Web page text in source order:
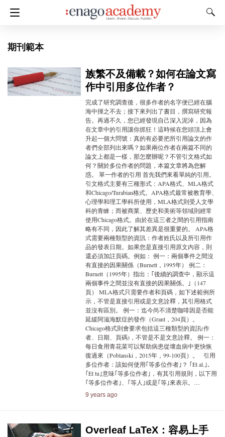
期刊範本
族繁不及備載？如何在論文寫
作中引用多位作者？
完成了研究調查後，很多作者的名字便已經在腦
海中揮之不去；接下來列出了書目，撰寫研究報
告。再過不久，您已經發現自己深入泥淖，因為
在文章中的引用讓你抓狂！這時候在您頭頂上會
升起一個大問號：真的有必要把所引用論文的作
者們全部列出來嗎？如果兩位作者在兩篇不同的
論文上都是一樣，那怎麼辦呢？不管引文格式如
何？關於多位作者的問題，本篇文章將為您解
惑。 單一作者的引用 首先我們來看單純的引用。
引文格式主要有三種形式：APA格式、MLA格式
和Chicago/Turabian格式。APA格式最常被教育學、
心理學和理工學科所使用，MLA格式則受人文學
科的青睞；而被商業、歷史和美術等領域則經常
使用Chicago格式。由於在這三者之間的引用指南
略有不同，因此了解其差異是很重要的。 APA格
式需要兩種類型的資訊：作者姓氏以及所引用作
品的發表日期。如果您是直接引用原文內容，則
還必須加註頁碼。例如： 例一：兩個事件之間沒
有直接的因果關係（Burnett，1995年） 例二：
Burnett（1995年）指出：｢後續的調查中，顯示這
兩個事件之間並沒有直接的因果關係。｣（147
頁） MLA格式只需要作者和頁碼，如下述範例所
示，不管是直接引用或是文意詮釋，其引用格式
並沒有區別。 例一：迄今尚不清楚咖啡因是否能
延緩阿滋海默症的發作（Grant，204頁）。
Chicago格式則會要求包括這三種類型的資訊(作
者、日期、頁碼)，不管是不是文意詮釋。 例一：
每日食用青花菜可以幫助病患從壞血病中更快恢
復過來（Poblanski，2015年，99-100頁）。 引用
多位作者：該如何使用｢等多位作者｣？ ｢Et al.｣、
｢Et tu｣意味｢等多位作者｣，有其引用規則，以下用
｢等多位作者｣、｢等人｣或是｢等｣來表示。…
9 years ago
Overleaf LaTeX：容易上手